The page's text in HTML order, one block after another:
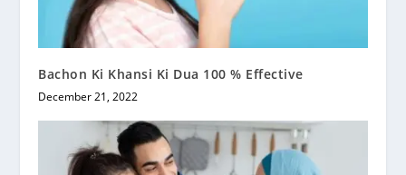
Bachon Ki Khansi Ki Dua 100 % Effective
December 21, 2022